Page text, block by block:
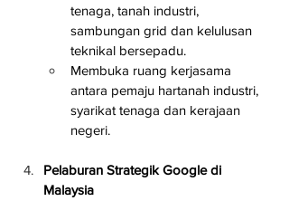
tenaga, tanah industri,
sambungan grid dan kelulusan
teknikal bersepadu.
Membuka ruang kerjasama
antara pemaju hartanah industri,
syarikat tenaga dan kerajaan
negeri.
Pelaburan Strategik Google di
Malaysia